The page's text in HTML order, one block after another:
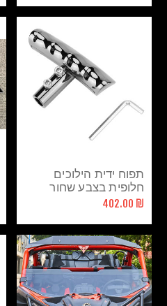
תפוח ידית הילוכים
חלופית בצבע שחור
פולאריס
₪ 402.00